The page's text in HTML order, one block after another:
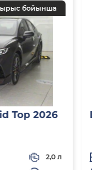
бойынша
Top 2026
2,0 л